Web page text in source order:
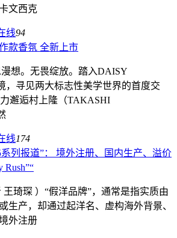
文西克
线94
款香氛 全新上市
想。无畏绽放。踏入DAISY
寻见两大标志性美学世界的首度交
邂逅村上隆（TAKASHI
线174
系列报道”： 境外注册、国内生产、溢价
Rush”“
琦琛 ）“假洋品牌”，通常是指实质由
生产，却通过起洋名、虚构海外背景、
外注册